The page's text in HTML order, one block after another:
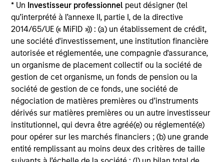
* Un Investisseur professionnel peut désigner (tel
qu’interprété à l’annexe II, partie I, de la directive
2014/65/UE (« MiFID »)) : (a) un établissement de crédit,
une société d'investissement, une institution financière
autorisée et réglementée, une compagnie d'assurance,
un organisme de placement collectif ou la société de
gestion de cet organisme, un fonds de pension ou la
société de gestion de ce fonds, une société de
négociation de matières premières ou d’instruments
dérivés sur matières premières ou un autre investisseur
institutionnel, qui devra être agréé(e) ou réglementé(e)
pour opérer sur les marchés financiers ; (b) une grande
entité remplissant au moins deux des critères de taille
International & mondial